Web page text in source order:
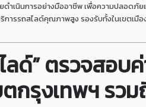
ำเนินการอย่างมืออาชีพ เพื่อความปลอดภัย
การรถสไลด์คุณภาพสูง รองรับทั้งในเขตเ
ลด์” ตรวจสอบ
ตกรุงเทพฯ รว